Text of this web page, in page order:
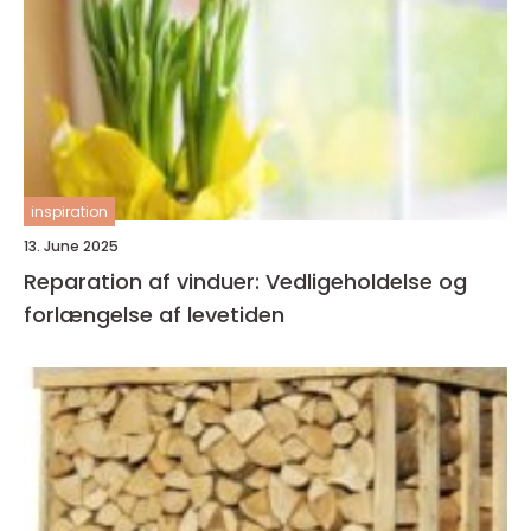
inspiration
13. June 2025
Reparation af vinduer: Vedligeholdelse og
forlængelse af levetiden